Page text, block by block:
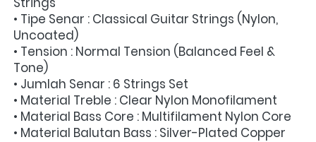
• Tipe Senar : Classical Guitar Strings (Nylon,
Uncoated)
• Tension : Normal Tension (Balanced Feel &
Tone)
• Jumlah Senar : 6 Strings Set
• Material Treble : Clear Nylon Monofilament
• Material Bass Core : Multifilament Nylon Core
• Material Balutan Bass : Silver-Plated Copper